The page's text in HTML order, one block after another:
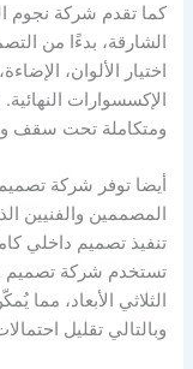
كما تقدم شركة نجوم
الشارقة، بدءًا من
اختيار الألوان،
الإكسسوارات
ومتكاملة تحت سقف
أيضا توفر شركة
المصممين والفنيين
تنفيذ تصميم داخلي
تستخدم شركة تصميم
الثلاثي الأبعاد، مما
وبالتالي تقليل